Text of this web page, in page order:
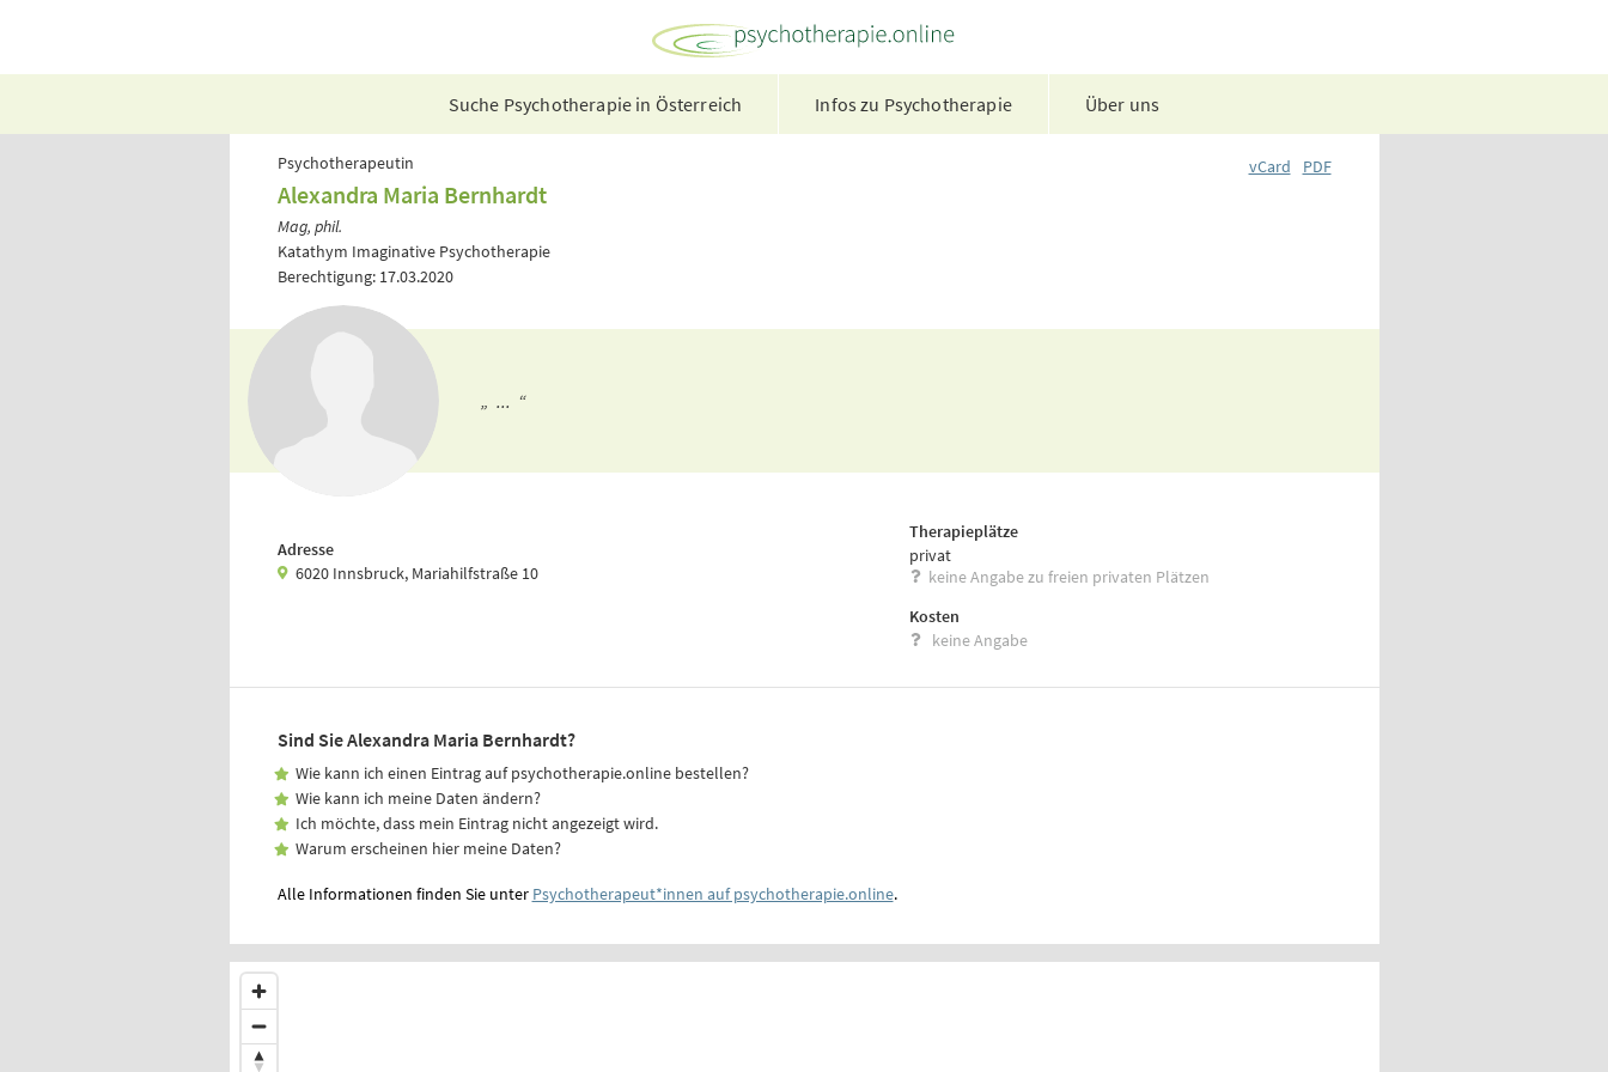
Suche Psychotherapie in Österreich Infos zu Psychotherapie Über uns
Psychotherapeutin
Alexandra Maria Bernhardt
Mag, phil.
Katathym Imaginative Psychotherapie
Berechtigung: 17.03.2020
vCard PDF
„ ... “
Adresse
6020 Innsbruck, Mariahilfstraße 10
Therapieplätze
privat
keine Angabe zu freien privaten Plätzen
Kosten
keine Angabe
Sind Sie Alexandra Maria Bernhardt?
Wie kann ich einen Eintrag auf psychotherapie.online bestellen?
Wie kann ich meine Daten ändern?
Ich möchte, dass mein Eintrag nicht angezeigt wird.
Warum erscheinen hier meine Daten?
Alle Informationen finden Sie unter Psychotherapeut*innen auf psychotherapie.online.